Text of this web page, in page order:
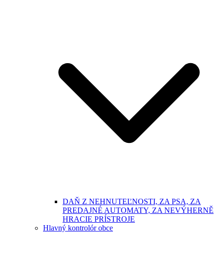
DAŇ Z NEHNUTEĽNOSTI, ZA PSA, ZA
PREDAJNÉ AUTOMATY, ZA NEVÝHERNĚ
HRACIE PRÍSTROJE
Hlavný kontrolór obce